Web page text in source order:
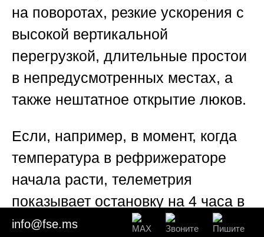
на поворотах, резкие ускорения с
высокой вертикальной
перегрузкой, длительные простои
в непредусмотренных местах, а
также нештатное открытие люков.
Если, например, в момент, когда
температура в рефрижераторе
начала расти, телеметрия
показывает остановку на 4 часа в
месте, не указанном в
info@fse.ms